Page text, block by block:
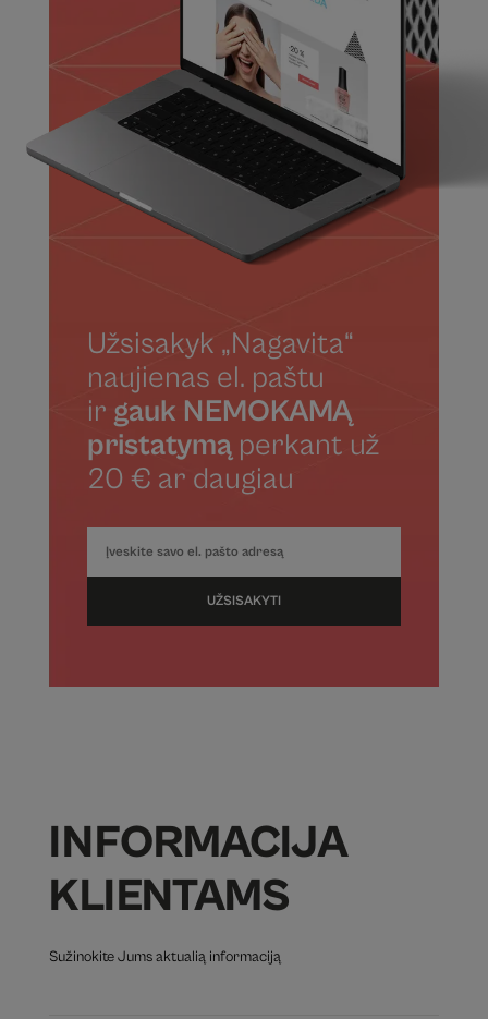
Užsisakyk „Nagavita“
naujienas el. paštu
ir gauk NEMOKAMĄ
pristatymąperkant už
20 € ar daugiau
UŽSISAKYTI
INFORMACIJA
KLIENTAMS
Sužinokite Jums aktualią informaciją